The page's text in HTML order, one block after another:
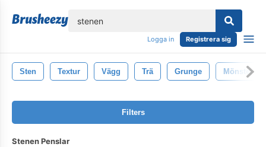
Logga in Registrera sig
Sten Textur Vägg Trä Grunge Mönster
Filters
Stenen Penslar